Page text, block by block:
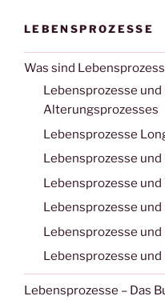
LEBENSPROZESSE
Was sind
Lebensprozesse und
Alterungsprozesses
Lebensprozesse
Lebensprozesse
Lebensprozesse und
Lebensprozesse und
Lebensprozesse
Lebensprozesse
Lebensprozesse – Das